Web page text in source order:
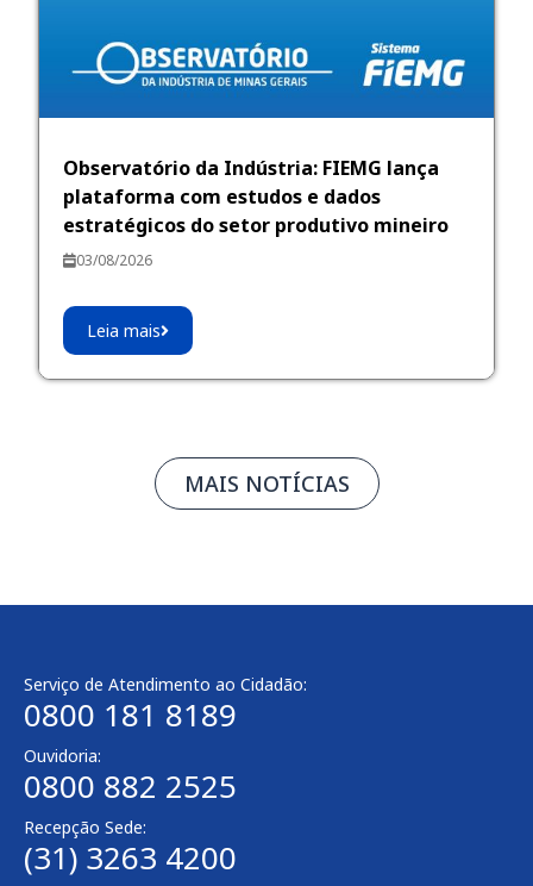
Observatório da Indústria: FIEMG lança
plataforma com estudos e dados
estratégicos do setor produtivo mineiro
03/08/2026
Leia mais
MAIS NOTÍCIAS
Serviço de Atendimento ao Cidadão:
0800 181 8189
Ouvidoria:
0800 882 2525
Recepção Sede:
(31) 3263 4200